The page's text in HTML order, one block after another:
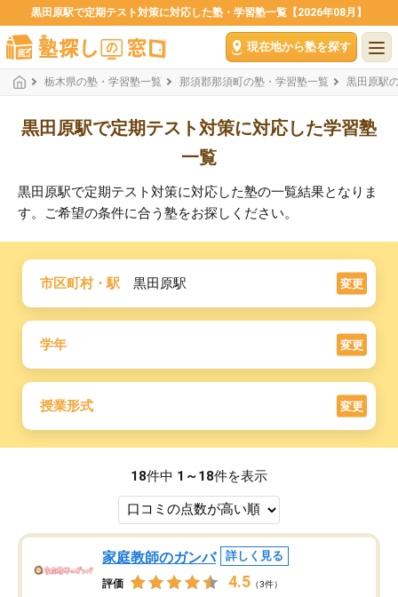
黒田原駅で定期テスト対策に対応した塾・学習塾一覧【2026年08月】
現在地から塾を探す
栃木県の塾・学習塾一覧 那須郡那須町の塾・学習塾一覧 黒田原駅
黒田原駅で定期テスト対策に対応した学習塾
一覧
黒田原駅で定期テスト対策に対応した塾の一覧結果となりま
す。ご希望の条件に合う塾をお探しください。
市区町村・駅 黒田原駅 変更
学年 変更
授業形式 変更
18件中 1～18件を表示
家庭教師のガンバ 詳しく見る
評価 4.5 （3件）